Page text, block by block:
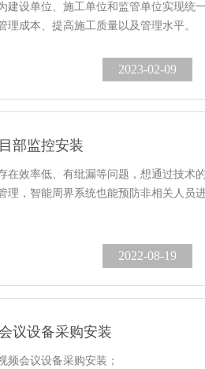
建设单位、施工单位和监管单位实现统
成本、提高施工质量以及管理水平。
2023-02-09
部监控安装
在效率低、有纰漏等问题，想通过技术
理，智能周界系统也能预防非相关人员
2022-08-19
议设备采购安装
频会议设备采购安装；